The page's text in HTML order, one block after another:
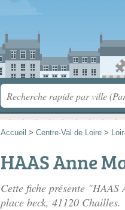
Accueil > Centre-Val de Loire >
HAAS Anne
Cette fiche présente
place beck, 41120 Chailles.